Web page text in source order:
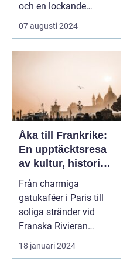
och en lockande
kustlinje. F...
07 augusti 2024
Åka till Frankrike:
En upptäcktsresa
av kultur, historia
och god mat
Från charmiga
gatukaféer i Paris till
soliga stränder vid
Franska Rivieran
Frankrike erbjuder en
må...
18 januari 2024